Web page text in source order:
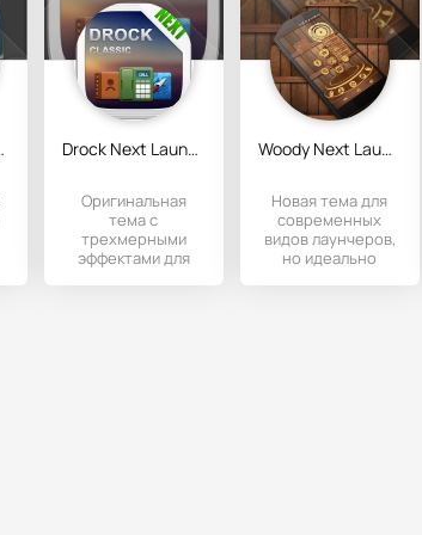
Theme Drock Next Launcher 3D Theme
Оригинальная
тема с
трехмерными
эффектами для
Woody Next Launcher 3D Theme
Новая тема для
современных
видов лаунчеров,
но идеально